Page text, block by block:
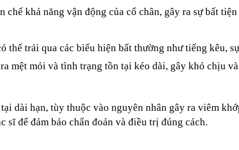
chế khả năng vận động của cổ chân, gây ra sự bất
thể trải qua các biểu hiện bất thường như tiếng kêu,
mệt mỏi và tình trạng tồn tại kéo dài, gây khó chịu
dài hạn, tùy thuộc vào nguyên nhân gây ra viêm
sĩ để đảm bảo chẩn đoán và điều trị đúng cách.